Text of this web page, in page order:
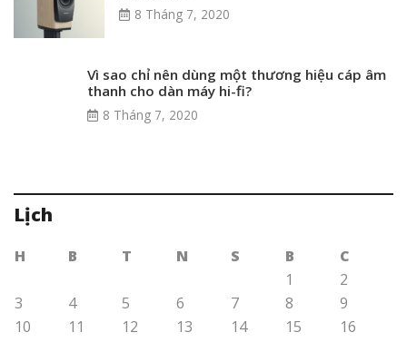
8 Tháng 7, 2020
Vì sao chỉ nên dùng một thương hiệu cáp âm
thanh cho dàn máy hi-fi?
8 Tháng 7, 2020
Lịch
H B T N S B
C
1
2
3
4 5 6 7 8
9
10
11 12 13 14 15
16